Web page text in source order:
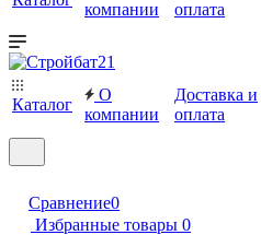
компании
оплата
Каталог
О
компании
Доставка и
оплата
Сравнение0
Избранные товары 0